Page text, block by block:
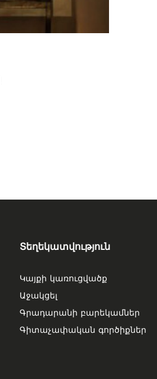
Տեղեկատվություն
Կայքի կառուցվածք
Աջակցել
Գրադարանի բարեկամներ
Գիտաչափական գործիքներ